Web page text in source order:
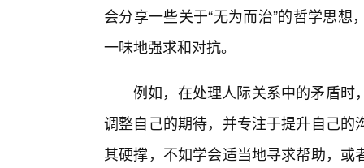
会分享一些关于“无为而治”的哲学思
一味地强求和对抗。
例如，在处理人际关系中的矛盾时
调整自己的期待，并专注于提升自己
其硬撑，不如学会适当地寻求帮助，